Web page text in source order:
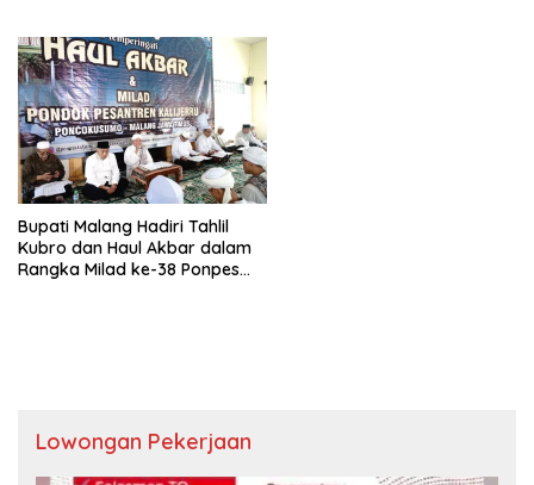
Bupati Malang Hadiri Tahlil
Kubro dan Haul Akbar dalam
Rangka Milad ke-38 Ponpes
Lowongan Pekerjaan